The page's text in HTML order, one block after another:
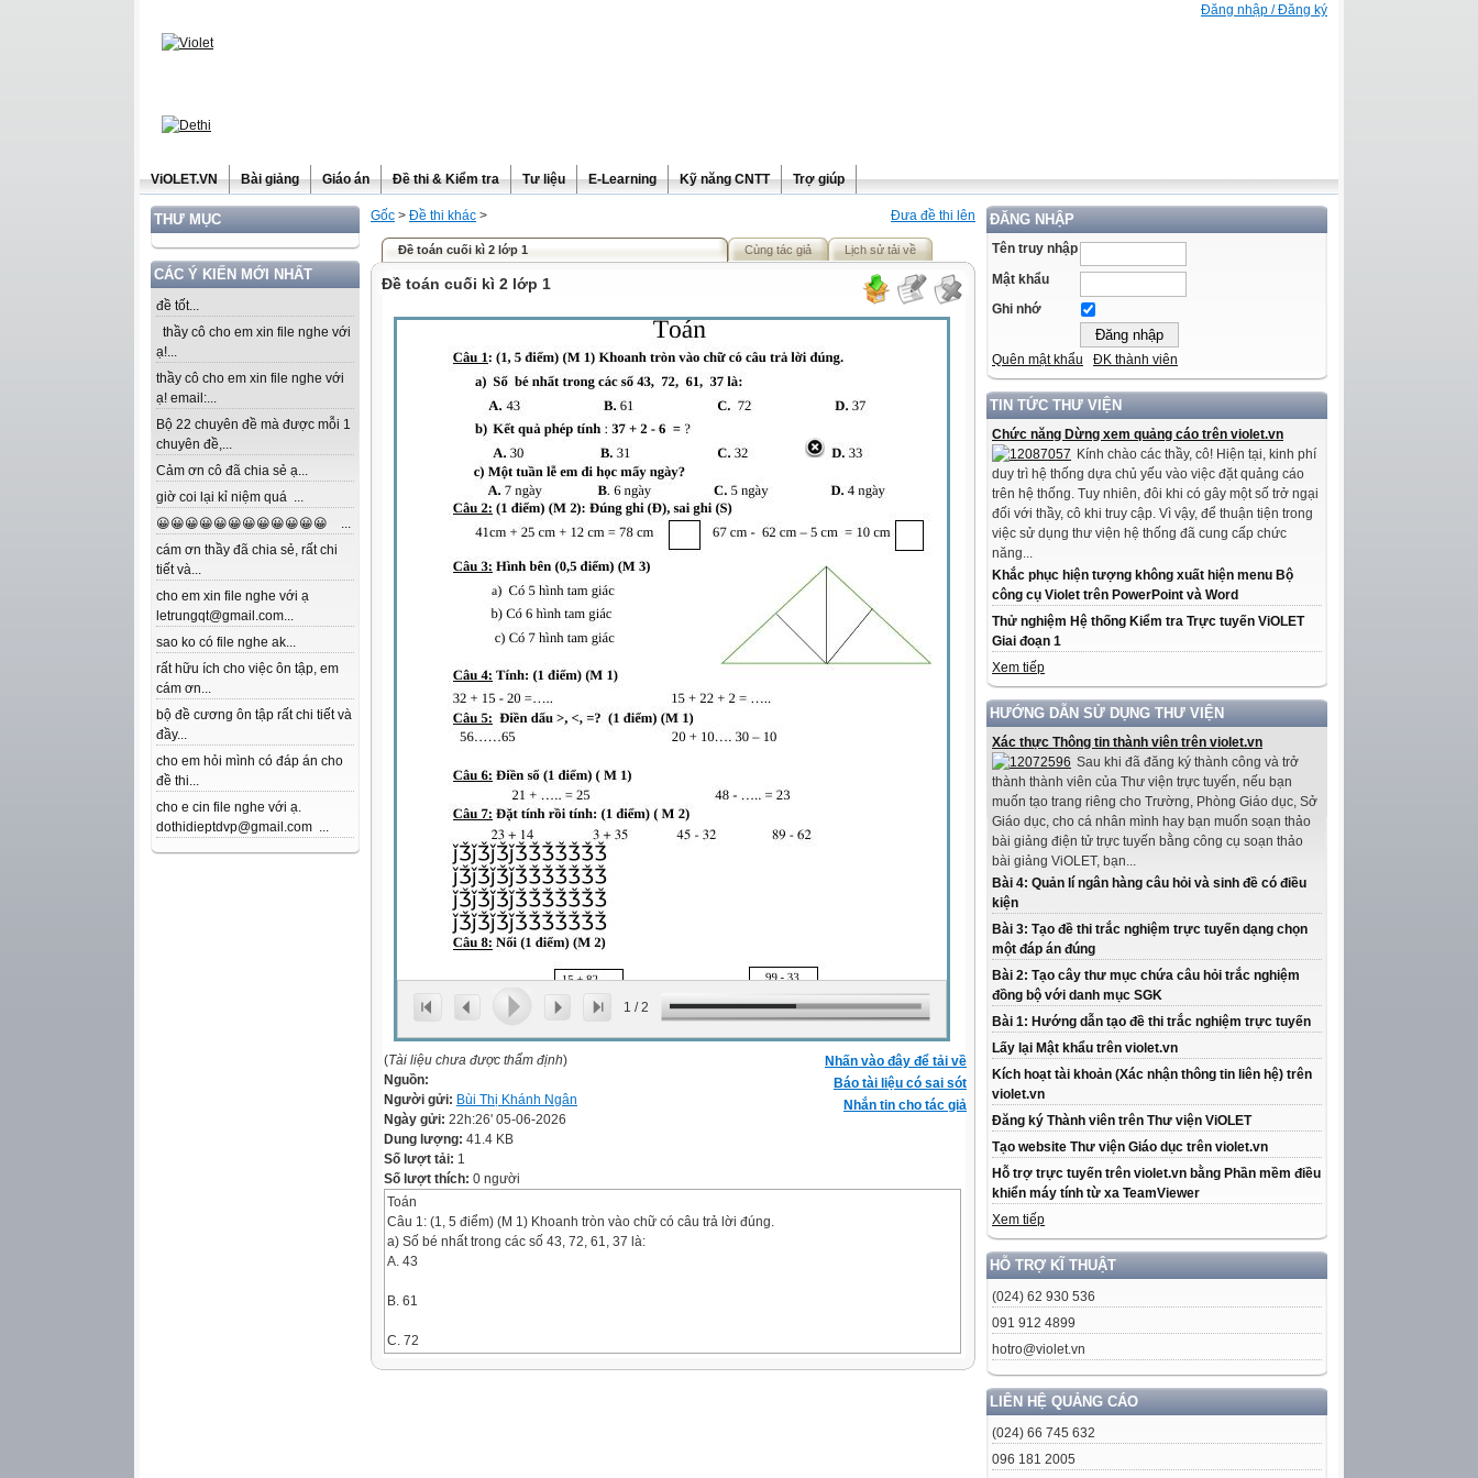
Đăng nhập / Đăng ký
ViOLET.VN Bài giảng Giáo án Đề thi & Kiểm tra Tư liệu E-Learning Kỹ năng CNTT Trợ giúp
THƯ MỤC
CÁC Ý KIẾN MỚI NHẤT
đề tốt...
thầy cô cho em xin file nghe với
ạ!...
thầy cô cho em xin file nghe với
ạ! email:...
Bộ 22 chuyên đề mà được mỗi 1
chuyên đề,...
Cảm ơn cô đã chia sẻ ạ...
giờ coi lại kỉ niệm quá ...
😀😀😀😀😀😀😀😀😀😀😀😀 ...
cám ơn thầy đã chia sẻ, rất chi
tiết và...
cho em xin file nghe với ạ
letrungqt@gmail.com...
sao ko có file nghe ak...
rất hữu ích cho việc ôn tập, em
cám ơn...
bộ đề cương ôn tập rất chi tiết và
đầy...
cho em hỏi mình có đáp án cho
đề thi...
cho e cin file nghe với ạ.
dothidieptdvp@gmail.com ...
ĐĂNG NHẬP
Tên truy nhập
Mật khẩu
Ghi nhớ
Quên mật khẩu ĐK thành viên
TIN TỨC THƯ VIỆN
Chức năng Dừng xem quảng cáo trên violet.vn
Kính chào các thầy, cô! Hiện tại, kinh phí
duy trì hệ thống dựa chủ yếu vào việc đặt quảng cáo
trên hệ thống. Tuy nhiên, đôi khi có gây một số trở ngại
đối với thầy, cô khi truy cập. Vì vậy, để thuận tiện trong
việc sử dụng thư viện hệ thống đã cung cấp chức
năng...
Khắc phục hiện tượng không xuất hiện menu Bộ
công cụ Violet trên PowerPoint và Word
Thử nghiệm Hệ thống Kiểm tra Trực tuyến ViOLET
Giai đoạn 1
Xem tiếp
HƯỚNG DẪN SỬ DỤNG THƯ VIỆN
Xác thực Thông tin thành viên trên violet.vn
Sau khi đã đăng ký thành công và trở
thành thành viên của Thư viện trực tuyến, nếu bạn
muốn tạo trang riêng cho Trường, Phòng Giáo dục, Sở
Giáo dục, cho cá nhân mình hay bạn muốn soạn thảo
bài giảng điện tử trực tuyến bằng công cụ soạn thảo
bài giảng ViOLET, bạn...
Bài 4: Quản lí ngân hàng câu hỏi và sinh đề có điều
kiện
Bài 3: Tạo đề thi trắc nghiệm trực tuyến dạng chọn
một đáp án đúng
Bài 2: Tạo cây thư mục chứa câu hỏi trắc nghiệm
đồng bộ với danh mục SGK
Bài 1: Hướng dẫn tạo đề thi trắc nghiệm trực tuyến
Lấy lại Mật khẩu trên violet.vn
Kích hoạt tài khoản (Xác nhận thông tin liên hệ) trên
violet.vn
Đăng ký Thành viên trên Thư viện ViOLET
Tạo website Thư viện Giáo dục trên violet.vn
Hỗ trợ trực tuyến trên violet.vn bằng Phần mềm điều
khiển máy tính từ xa TeamViewer
Xem tiếp
HỖ TRỢ KĨ THUẬT
(024) 62 930 536
091 912 4899
hotro@violet.vn
LIÊN HỆ QUẢNG CÁO
(024) 66 745 632
096 181 2005
Đưa đề thi lên
Gốc > Đề thi khác >
Đề toán cuối kì 2 lớp 1 Cùng tác giả Lịch sử tải về
Đề toán cuối kì 2 lớp 1
1 /2
Nhấn vào đây để tải về
Báo tài liệu có sai sót
Nhắn tin cho tác giả
(Tài liệu chưa được thẩm định)
Nguồn:
Người gửi: Bùi Thị Khánh Ngân
Ngày gửi: 22h:26' 05-06-2026
Dung lượng: 41.4 KB
Số lượt tải: 1
Số lượt thích: 0 người
Toán
Câu 1: (1, 5 điểm) (M 1) Khoanh tròn vào chữ có câu trả lời đúng.
a) Số bé nhất trong các số 43, 72, 61, 37 là:
A. 43
B. 61
C. 72